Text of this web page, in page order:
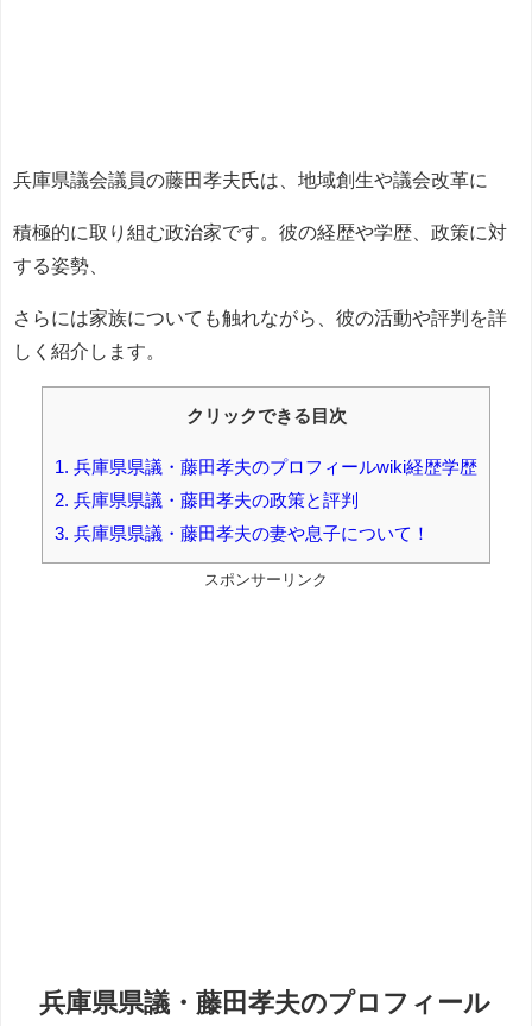
兵庫県議会議員の藤田孝夫氏は、地域創生や議会改革に
積極的に取り組む政治家です。彼の経歴や学歴、政策に対
する姿勢、
さらには家族についても触れながら、彼の活動や評判を詳
しく紹介します。
クリックできる目次
1. 兵庫県県議・藤田孝夫のプロフィールwiki経歴学歴
2. 兵庫県県議・藤田孝夫の政策と評判
3. 兵庫県県議・藤田孝夫の妻や息子について！
スポンサーリンク
兵庫県県議・藤田孝夫のプロフィール